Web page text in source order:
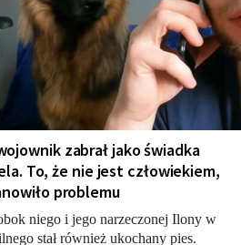
zabrał jako świadka
To, że nie jest człowiekiem,
problemu
niego i jego narzeczonej Ilony w
stał również ukochany pies.